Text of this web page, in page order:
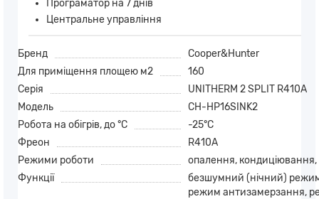
Програматор на 7 днів
Центральне управління
Бренд
Cooper&Hunter
Для приміщення площею м2
160
Серія
UNITHERM 2 SPLIT R410A
Модель
CH-HP16SINK2
Робота на обігрів, до °С
-25°С
Фреон
R410A
Режими роботи
опалення,
Функції
безшумний (нічний)
режим антизамерзання,